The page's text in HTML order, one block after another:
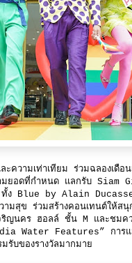
ะความเท่าเทียม ร่วมฉลอง
ยอดที่กำหนด แลกรับ Siam
ยา ทั้ง Blue by Alain
สุข ร่วมสร้างคอนเทนต์ให้ส
จริญนคร ฮอลล์ ชั้น M และช
Water Features” การแส
รับของรางวัลมากมาย